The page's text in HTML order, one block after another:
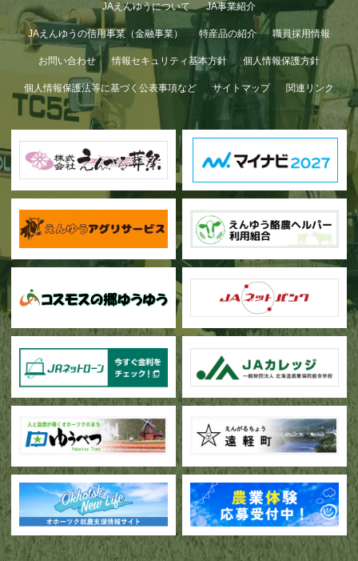
JAえんゆうについて JA事業紹介
JAえんゆうの信用事業（金融事業） 特産品の紹介 職員採用情報
お問い合わせ 情報セキュリティ基本方針 個人情報保護方針
個人情報保護法等に基づく公表事項など サイトマップ 関連リンク